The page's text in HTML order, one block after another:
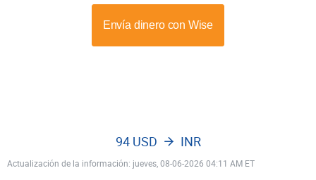
Actualización de la información: jueves, 08-06-2026 04:11 AM ET
94 USD INR